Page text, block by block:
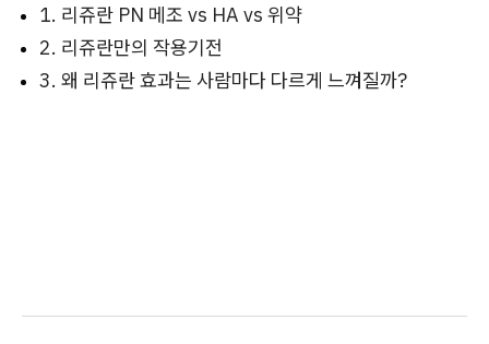
1. 리쥬란 PN 메조 vs HA vs 위약
2. 리쥬란만의 작용기전
3. 왜 리쥬란 효과는 사람마다 다르게 느껴질까?